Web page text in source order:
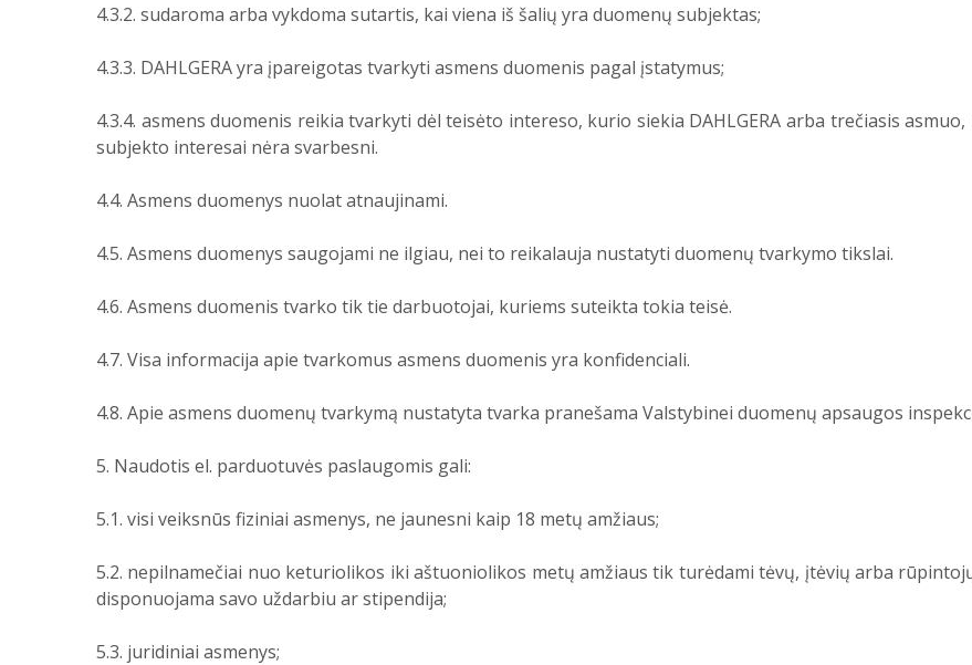
4.3.2. sudaroma arba vykdoma sutartis, kai viena iš šalių yra duomenų subjektas;
4.3.3. DAHLGERA yra įpareigotas tvarkyti asmens duomenis pagal įstatymus;
4.3.4. asmens duomenis reikia tvarkyti dėl teisėto intereso, kurio siekia DAHLGERA arba trečiasis
subjekto interesai nėra svarbesni.
4.4. Asmens duomenys nuolat atnaujinami.
4.5. Asmens duomenys saugojami ne ilgiau, nei to reikalauja nustatyti duomenų tvarkymo tikslai.
4.6. Asmens duomenis tvarko tik tie darbuotojai, kuriems suteikta tokia teisė.
4.7. Visa informacija apie tvarkomus asmens duomenis yra konfidenciali.
4.8. Apie asmens duomenų tvarkymą nustatyta tvarka pranešama Valstybinei duomenų apsaugos
5. Naudotis el. parduotuvės paslaugomis gali:
5.1. visi veiksnūs fiziniai asmenys, ne jaunesni kaip 18 metų amžiaus;
5.2. nepilnamečiai nuo keturiolikos iki aštuoniolikos metų amžiaus tik turėdami tėvų, įtėvių arba
disponuojama savo uždarbiu ar stipendija;
5.3. juridiniai asmenys;